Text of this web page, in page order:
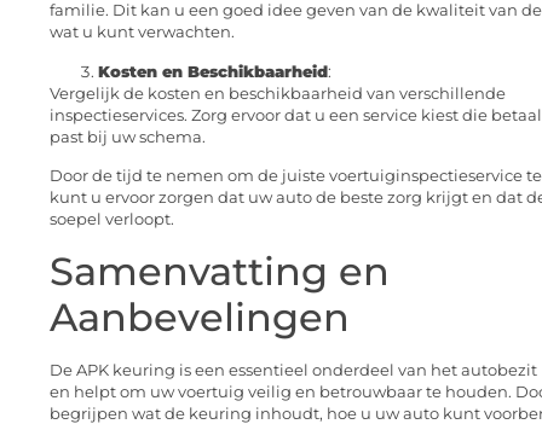
familie. Dit kan u een goed idee geven van de kwaliteit van
wat u kunt verwachten.
Kosten en Beschikbaarheid:
Vergelijk de kosten en beschikbaarheid van verschillende
inspectieservices. Zorg ervoor dat u een service kiest die
past bij uw schema.
Door de tijd te nemen om de juiste voertuiginspectieservice
kunt u ervoor zorgen dat uw auto de beste zorg krijgt en dat
soepel verloopt.
Samenvatting en
Aanbevelingen
De APK keuring is een essentieel onderdeel van het
en helpt om uw voertuig veilig en betrouwbaar te houden.
begrijpen wat de keuring inhoudt, hoe u uw auto kunt